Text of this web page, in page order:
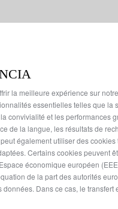
(see the browser
la meilleure expérience sur
essentielles telles que la
convivialité et les performances
de la langue, les résultats de
également utiliser des
Certains cookies peuvent
économique européen
de la part des autorités
Dans ce cas, le transfert